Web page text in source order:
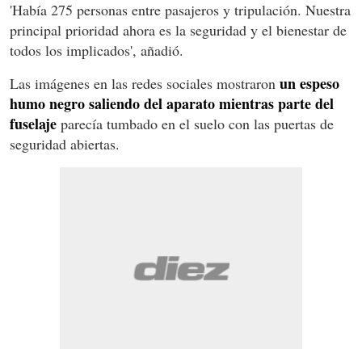
'Había 275 personas entre pasajeros y tripulación. Nuestra
principal prioridad ahora es la seguridad y el bienestar de
todos los implicados', añadió.
Las imágenes en las redes sociales mostraron un espeso
humo negro saliendo del aparato mientras parte del
fuselaje parecía tumbado en el suelo con las puertas de
seguridad abiertas.